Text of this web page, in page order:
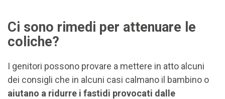
Ci sono rimedi per attenuare le
coliche?
I genitori possono provare a mettere in atto alcuni
dei consigli che in alcuni casi calmano il bambino o
aiutano a ridurre i fastidi provocati dalle